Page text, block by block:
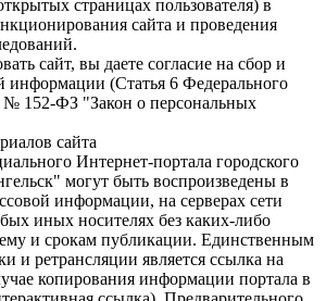
страницах пользователя) в
сайта и проведения
сайт, вы даете согласие на сбор и
информации (Статья 6 Федерального
№ 152-ФЗ "Закон о персональных
сайта
Интернет-портала городского
могут быть воспроизведены в
информации, на серверах сети
иных носителях без каких-либо
и срокам публикации. Единственным
и ретрансляции является ссылка на
копирования информации портала в